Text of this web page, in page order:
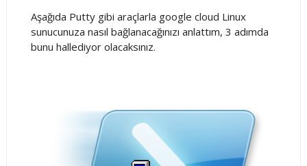
Aşağıda Putty gibi araçlarla google cloud Linux
sunucunuza nasıl bağlanacağınızı anlattım, 3 adımda
bunu hallediyor olacaksınız.